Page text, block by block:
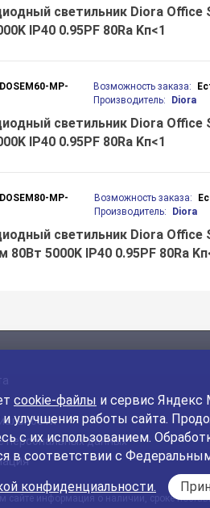
светильник Diora Office
IP40 0.95PF 80Ra Kп<1
DOSEM60-MP-
Возможность заказа:
Производитель:
Diora
светильник Diora Office
IP40 0.95PF 80Ra Kп<1
DOSEM80-MP-
Возможность заказа:
Производитель:
Diora
светильник Diora Office
80Вт 5000K IP40 0.95PF 80Ra
персональных данных
сайте информация о наличии, сроке
cookie-файлы и сервис Яндекс
улучшения работы сайта.
с их использованием.
в соответствии с
конфиденциальности.